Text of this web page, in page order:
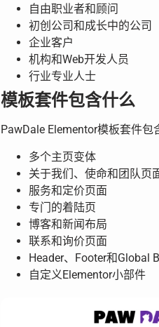
自由职业者和顾问
初创公司和成长中的公司
企业客户
机构和Web开发人员
行业专业人士
模板套件包含什么
PawDale Elementor模板套件包
多个主页变体
关于我们、使命和团队页
服务和定价页面
专门的着陆页
博客和新闻布局
联系和询价页面
Header、Footer和Global
自定义Elementor小部件